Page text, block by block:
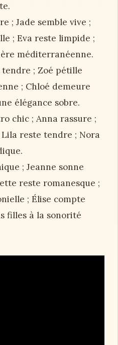
; Jade semble vive ;
; Eva reste limpide ;
méditerranéenne.
; Zoé pétille
; Chloé demeure
élégance sobre.
chic ; Anna rassure ;
reste tendre ; Nora
; Jeanne sonne
reste romanesque ;
; Élise compte
filles à la sonorité